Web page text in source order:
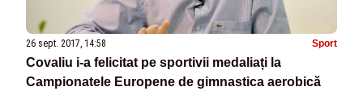
26 sept. 2017, 14:58 Sport
Covaliu i-a felicitat pe sportivii medaliați la
Campionatele Europene de gimnastica aerobică